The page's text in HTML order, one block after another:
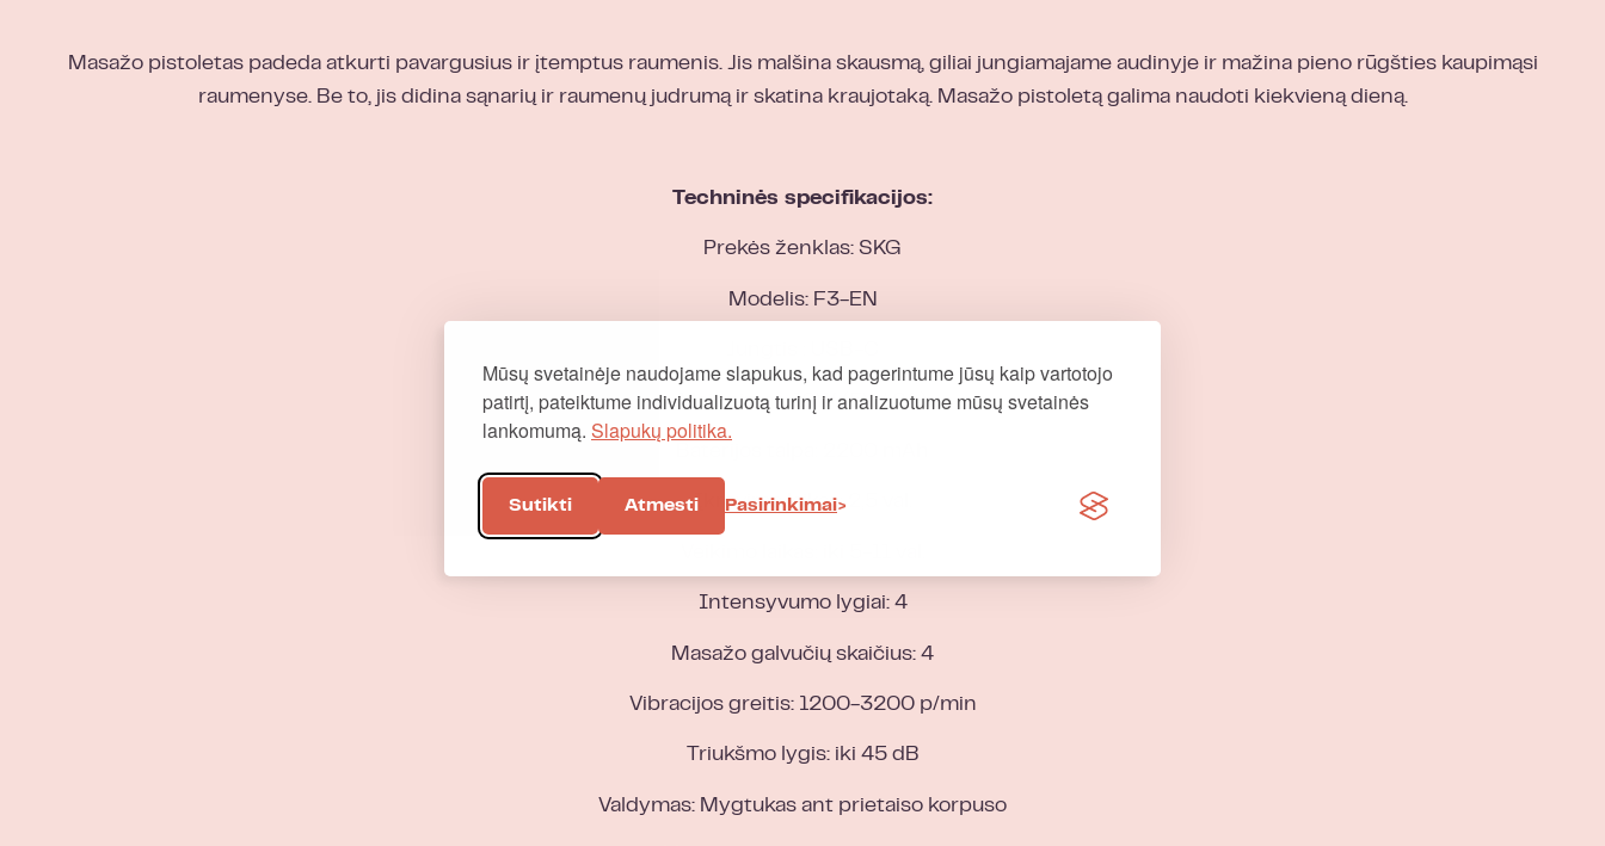
Mūsų svetainėje naudojame slapukus, kad pagerintume jūsų kaip vartotojo
patirtį, pateiktume individualizuotą turinį ir analizuotume mūsų svetainės
lankomumą. Slapukų politika.
Sutikti Atmesti Pasirinkimai
Masažo pistoletas padeda atkurti pavargusius ir įtemptus raumenis. Jis malšina skausmą, giliai jungiamajame audinyje ir mažina pieno rūgšties kaupimąsi
raumenyse. Be to, jis didina sąnarių ir raumenų judrumą ir skatina kraujotaką. Masažo pistoletą galima naudoti kiekvieną dieną.
Techninės specifikacijos:
Prekės ženklas: SKG
Modelis: F3-EN
Maitinimas: 10W (5V / 2A)
Įkrovimo laikas: 2,5 val.
Intensyvumo lygiai: 4
Masažo galvučių skaičius: 4
Vibracijos greitis: 1200-3200 p/min
Triukšmo lygis: iki 45 dB
Valdymas: Mygtukas ant prietaiso korpuso